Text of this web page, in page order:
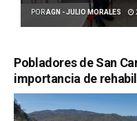
PORAGN - JULIO MORALES
Pobladores de San
importancia de